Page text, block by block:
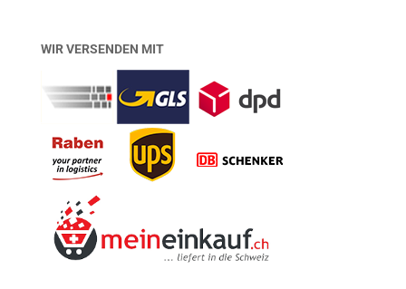
WIR VERSENDEN MIT